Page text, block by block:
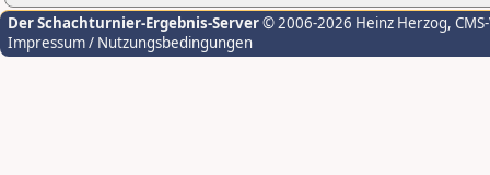
Der Schachturnier-Ergebnis-Server© 2006-2026 Heinz Herzog,
Impressum / Nutzungsbedingungen